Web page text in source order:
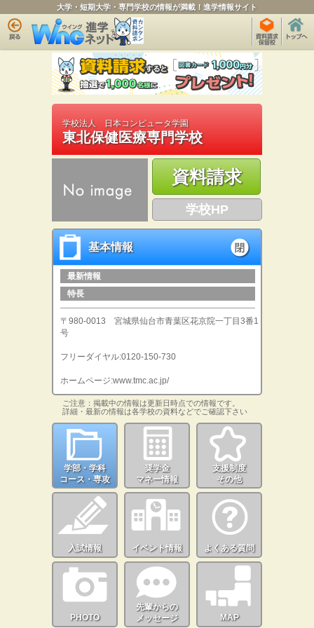
大学・短期大学・専門学校の情報が満載！進学情報サイト
学校法人 日本コンピュータ学園
東北保健医療専門学校
資料請求
学校HP
基本情報
基本情報
最新情報
特長
〒980-0013 宮城県仙台市青葉区花京院一丁目3番1
号
フリーダイヤル:0120-150-730
ホームページ:www.tmc.ac.jp/
ご注意：掲載中の情報は更新日時点での情報です。
詳細・最新の情報は各学校の資料などでご確認下さい
学部・学科
コース・専攻
奨学金
マネー情報
支援制度
その他
入試情報 イベント情報 よくある質問
PHOTO
先輩からの
メッセージ
MAP